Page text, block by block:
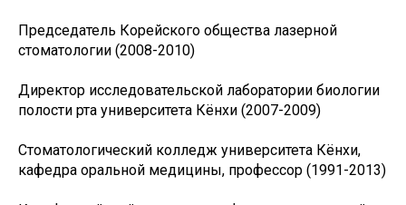
Председатель Корейского общества лазерной
стоматологии (2008-2010)
Директор исследовательской лаборатории биологии
полости рта университета Кёнхи (2007-2009)
Стоматологический колледж университета Кёнхи,
кафедра оральной медицины, профессор (1991-2013)